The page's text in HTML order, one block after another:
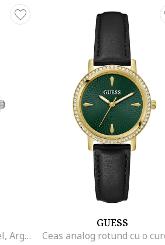
Ceas cu o bratara din otel, Argintiu
GUESS